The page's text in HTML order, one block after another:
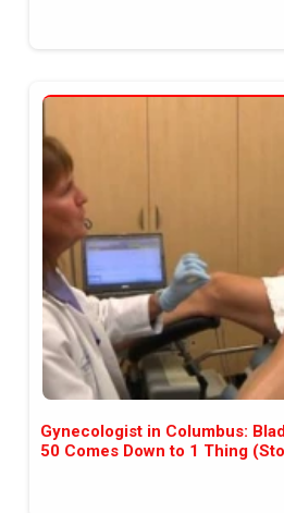
Gynecologist in Columbus:
50 Comes Down to 1 Thing